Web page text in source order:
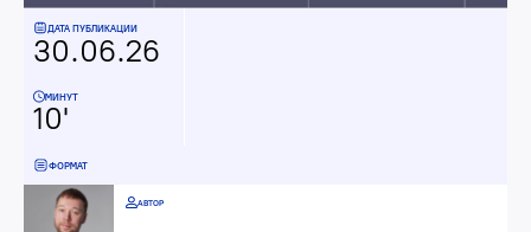
ДАТА ПУБЛИКАЦИИ
30.06.26
МИНУТ
10'
ФОРМАТ
АВТОР